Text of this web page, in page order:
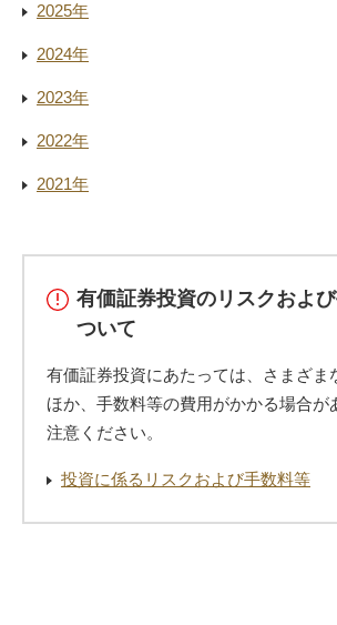
2025年
2024年
2023年
2022年
2021年
有価証券投資のリスクおよ
ついて
有価証券投資にあたっては、さまざま
ほか、手数料等の費用がかかる場合が
注意ください。
投資に係るリスクおよび手数料等